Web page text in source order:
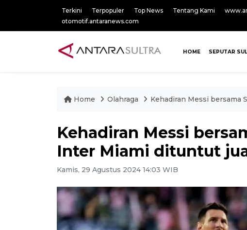
Terkini Terpopuler Top News Tentang Kami
otomotif.antaranews.com
HOME SEPUTAR
Home Olahraga Kehadiran Messi bersama
Kehadiran Messi
Inter Miami dituntut
Kamis, 29 Agustus 2024 14:03 WIB